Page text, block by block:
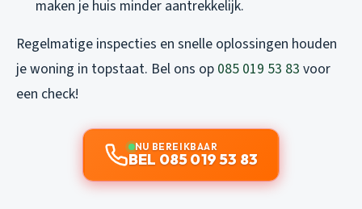
maken je huis minder aantrekkelijk.
Regelmatige inspecties en snelle oplossingen houden
je woning in topstaat. Bel ons op 085 019 53 83 voor
een check!
NU BEREIKBAAR
BEL 085 019 53 83